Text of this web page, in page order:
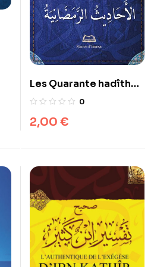
Les Quarante hadîth
Ramadâniens
0
2,00 €